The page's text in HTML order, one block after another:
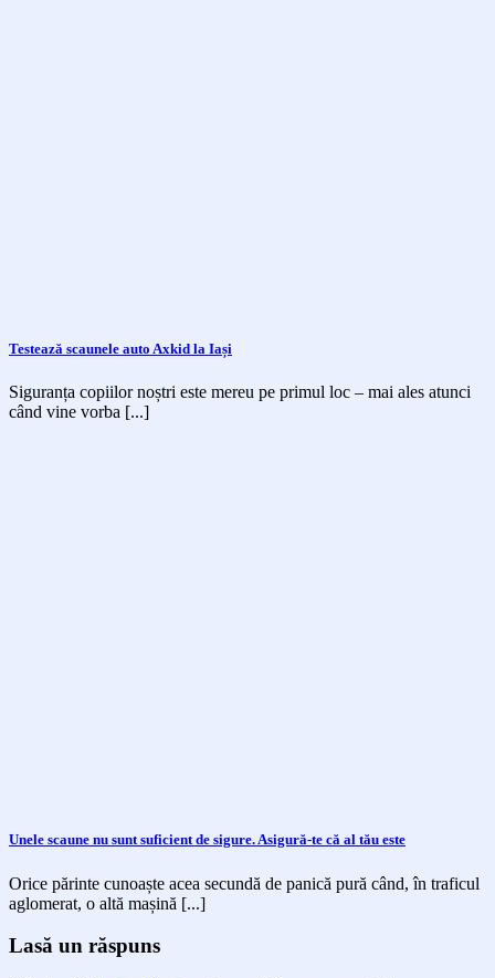
Testează scaunele auto Axkid la Iași
Siguranța copiilor noștri este mereu pe primul loc – mai ales atunci
când vine vorba [...]
Unele scaune nu sunt suficient de sigure. Asigură-te că al tău este
Orice părinte cunoaște acea secundă de panică pură când, în traficul
aglomerat, o altă mașină [...]
Lasă un răspuns